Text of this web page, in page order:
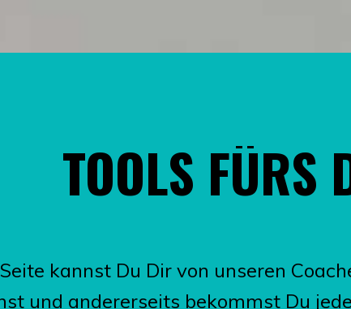
TOOLS FÜRS
kannst Du Dir von unseren
und andererseits bekommst Du